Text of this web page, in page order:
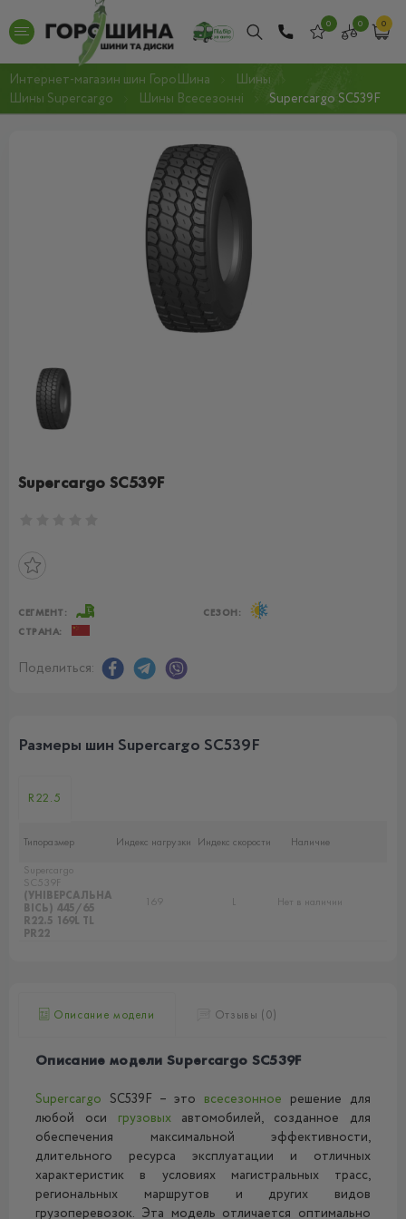
0 0 0
Интернет-магазин шин ГороШина
Шины
Шины Supercargo
Шины Всесезонні Supercargo SC539F
Supercargo SC539F
СЕГМЕНТ:
СЕЗОН:
СТРАНА:
Поделиться:
Размеры шин Supercargo SC539F
R22.5
Типоразмер Индекс нагрузки Индекс скорости
Наличие
Supercargo
SC539F
(УНІВЕРСАЛЬНА
ВІСЬ) 445/65
R22.5 169L TL
PR22
169 L Нет в наличии
Описание модели Отзывы (0)
Описание модели Supercargo SC539F
Supercargo SC539F – это всесезонное решение для
любой оси грузовыхавтомобилей, созданное для
обеспечения максимальной эффективности,
длительного ресурса эксплуатации и отличных
характеристик в условиях магистральных трасс,
региональных маршрутов и других видов
грузоперевозок. Эта модель отличается оптимально